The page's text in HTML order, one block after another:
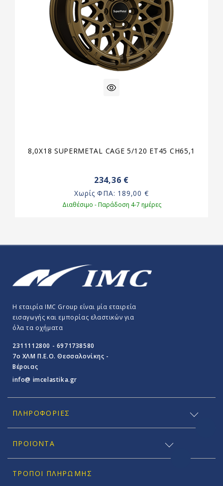
8,0X18 SUPERMETAL CAGE 5/120 ET45 CH65,1
234,36 €
Χωρίς ΦΠΑ: 189,00 €
Διαθέσιμο - Παράδοση 4-7 ημέρες
Η εταιρία IMC Group είναι μία εταιρεία
εισαγωγής και εμπορίας ελαστικών για
όλα τα οχήματα
2311112800 - 6971738580
7o ΧΛΜ Π.E.O. Θεσσαλονίκης -
Βέροιας
info@ imcelastika.gr
ΠΛΗΡΟΦΟΡΊΕΣ
ΠΡΟΪΟΝΤΑ
ΤΡΌΠΟΙ ΠΛΗΡΩΜΉΣ